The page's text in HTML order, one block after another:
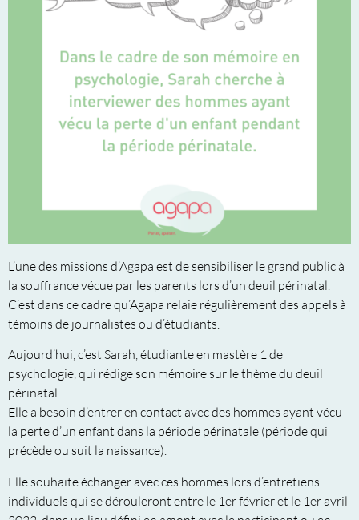
L’une des missions d’Agapa est de sensibiliser le grand public à
la souffrance vécue par les parents lors d’un deuil périnatal.
C’est dans ce cadre qu’Agapa relaie régulièrement des appels à
témoins de journalistes ou d’étudiants.
Aujourd’hui, c’est Sarah, étudiante en mastère 1 de
psychologie, qui rédige son mémoire sur le thème du deuil
périnatal.
Elle a besoin d’entrer en contact avec des hommes ayant vécu
la perte d’un enfant dans la période périnatale (période qui
précède ou suit la naissance).
Elle souhaite échanger avec ces hommes lors d’entretiens
individuels qui se dérouleront entre le 1er février et le 1er avril